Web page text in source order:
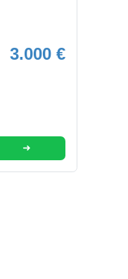
3.000 €
➜